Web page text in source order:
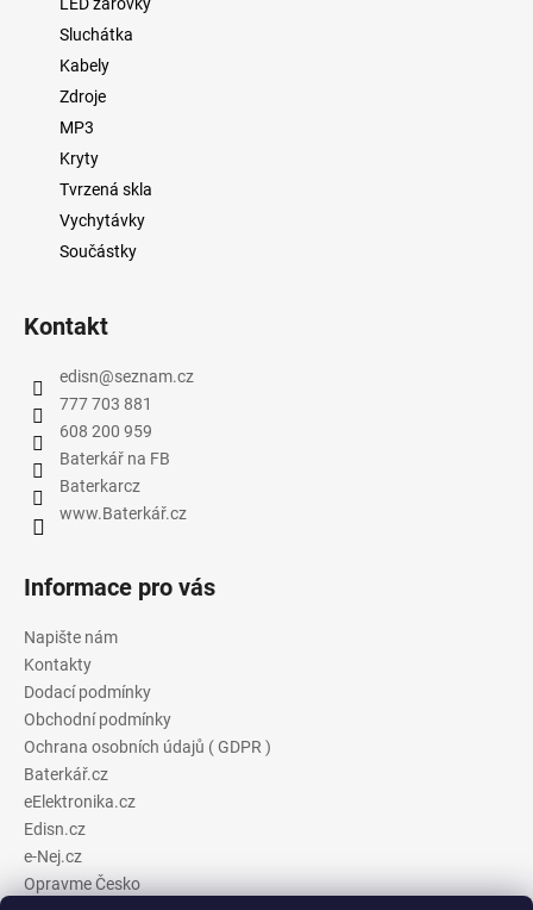
Sluchátka
Kabely
Zdroje
MP3
Kryty
Tvrzená skla
Vychytávky
Součástky
Kontakt
edisn@seznam.cz
777 703 881
608 200 959
Baterkář na FB
Baterkarcz
www.Baterkář.cz
Informace pro vás
Napište nám
Kontakty
Dodací podmínky
Obchodní podmínky
Ochrana osobních údajů ( GDPR )
Baterkář.cz
eElektronika.cz
Edisn.cz
e-Nej.cz
Opravme Česko